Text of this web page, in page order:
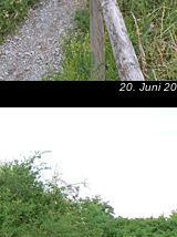
20. Juni